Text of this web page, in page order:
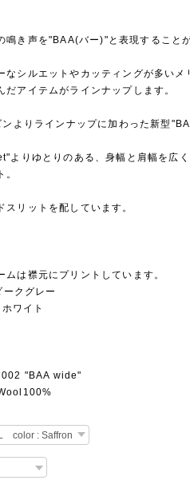
鳴き声を"BAA(バー)"と表現すること
なシルエットやカッティングが多いメ
だアイテムがラインナップします。
よりラインナップに加わった新型
よりゆとりのある、身幅と肩幅を広
。
スリットを配しています。
ムは襟元にプリントしています。
クグレー
ワイト
"BAA wide"